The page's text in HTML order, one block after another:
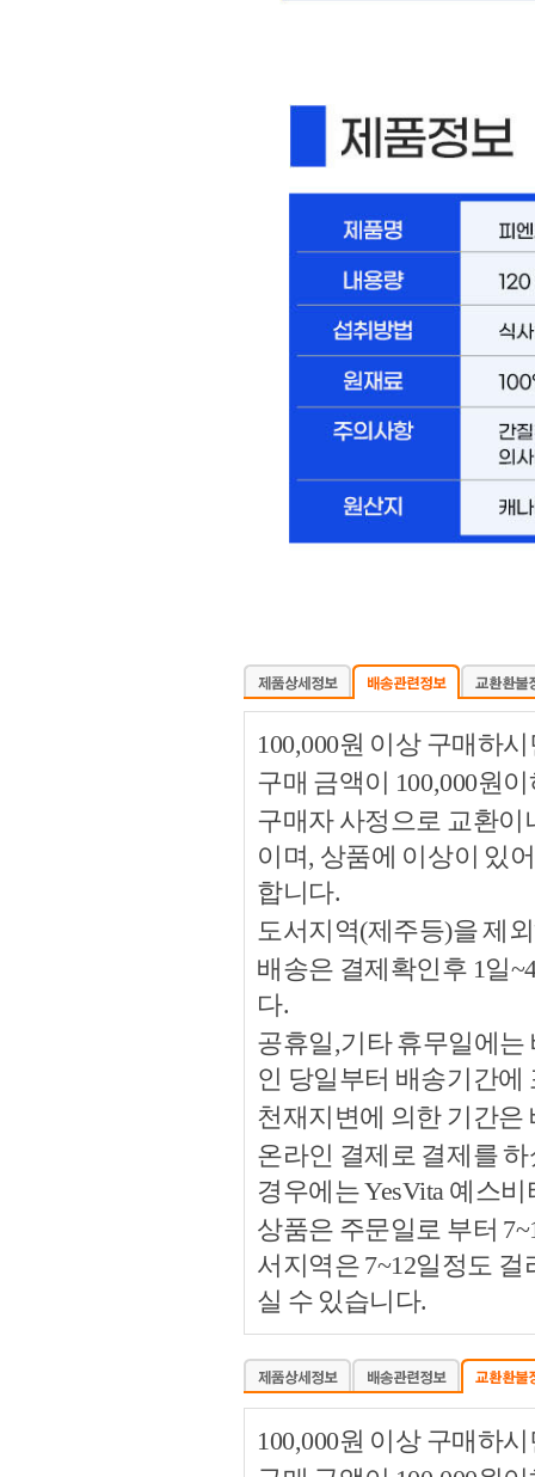
100,000원 이상 구매하
구매 금액이 100,000원
구매자 사정으로 교환이
이며, 상품에 이상이 있
합니다.
도서지역(제주등)을 제
배송은 결제확인후 1일
다.
공휴일,기타 휴무일에
인 당일부터 배송기간에
천재지변에 의한 기간
온라인 결제로 결제를
경우에는 YesVita 예스
상품은 주문일로 부터
서지역은 7~12일정도
실 수 있습니다.
100,000원 이상 구매하